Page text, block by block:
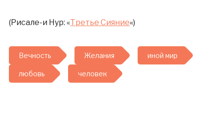
(Рисале-и Нур: «Третье Сияние«)
Вечность Желания иной мир
любовь человек